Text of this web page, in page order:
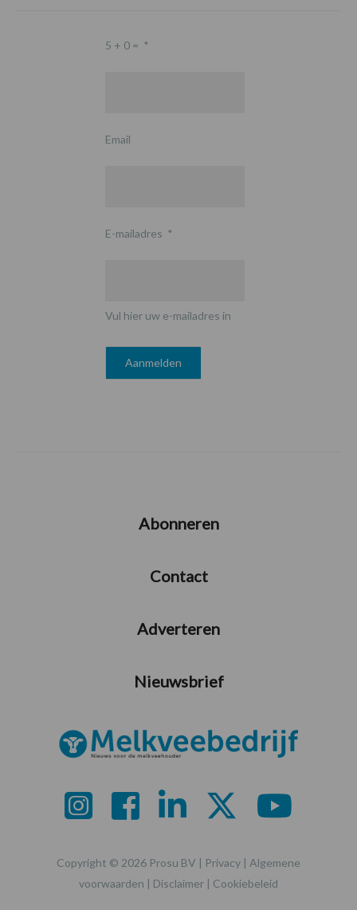
5 + 0 = *
Email
E-mailadres *
Vul hier uw e-mailadres in
Abonneren
Contact
Adverteren
Nieuwsbrief
Copyright © 2026 Prosu BV | Privacy | Algemene
voorwaarden | Disclaimer | Cookiebeleid